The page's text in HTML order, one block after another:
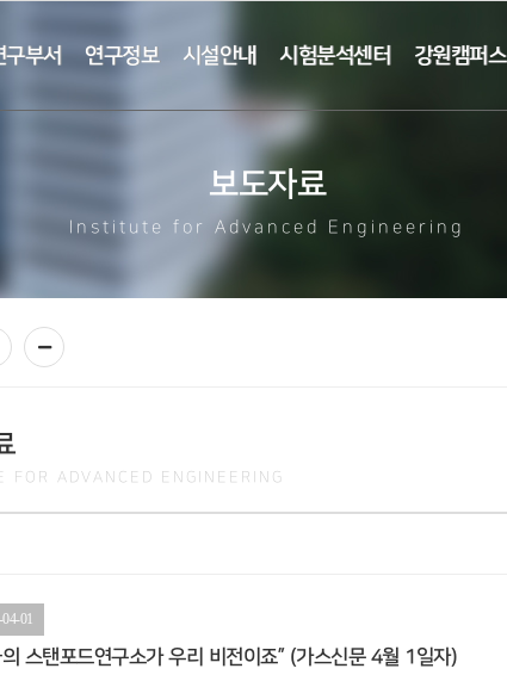
구부서 연구정보 시설안내 시험분석센터 강원캠퍼스
보도자료
Institute for Advanced Engineering
FOR ADVANCED ENGINEERING
01
의 스탠포드연구소가 우리 비전이죠” (가스신문 4월 1일자)